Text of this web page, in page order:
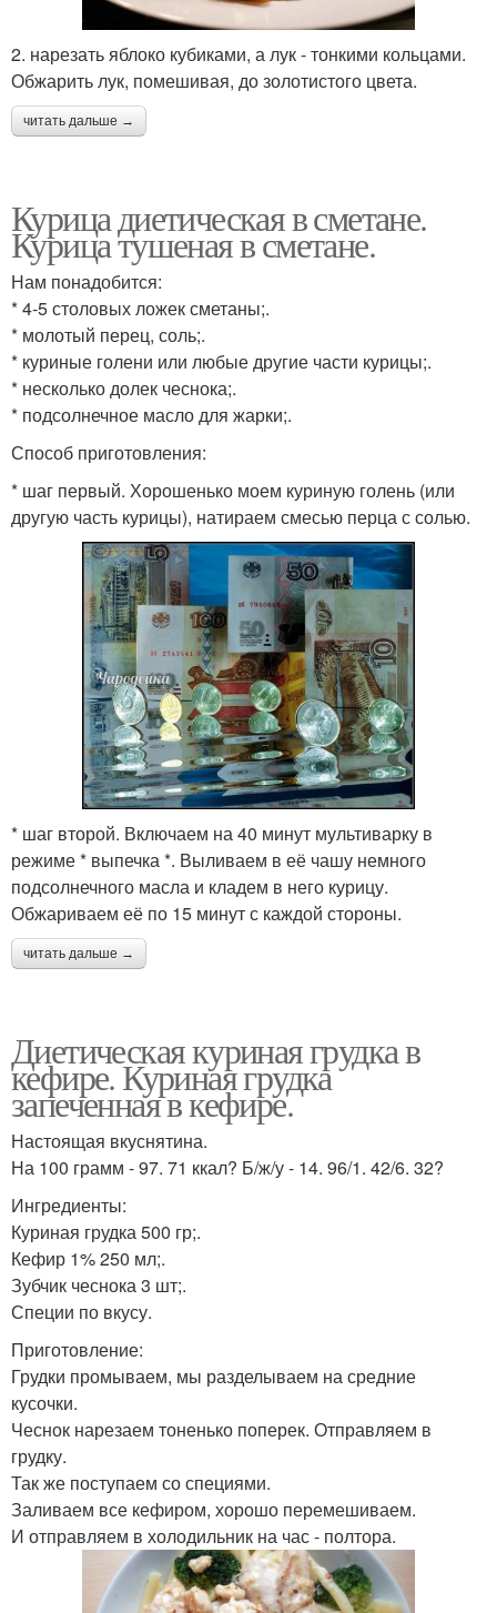
2. нарезать яблоко кубиками, а лук - тонкими кольцами.
Обжарить лук, помешивая, до золотистого цвета.
читать дальше →
Курица диетическая в сметане.
Курица тушеная в сметане.
Нам понадобится:
* 4-5 столовых ложек сметаны;.
* молотый перец, соль;.
* куриные голени или любые другие части курицы;.
* несколько долек чеснока;.
* подсолнечное масло для жарки;.
Способ приготовления:
* шаг первый. Хорошенько моем куриную голень (или
другую часть курицы), натираем смесью перца с солью.
* шаг второй. Включаем на 40 минут мультиварку в
режиме * выпечка *. Выливаем в её чашу немного
подсолнечного масла и кладем в него курицу.
Обжариваем её по 15 минут с каждой стороны.
читать дальше →
Диетическая куриная грудка в
кефире. Куриная грудка
запеченная в кефире.
Настоящая вкуснятина.
На 100 грамм - 97. 71 ккал? Б/ж/у - 14. 96/1. 42/6. 32?
Ингредиенты:
Куриная грудка 500 гр;.
Кефир 1% 250 мл;.
Зубчик чеснока 3 шт;.
Специи по вкусу.
Приготовление:
Грудки промываем, мы разделываем на средние
кусочки.
Чеснок нарезаем тоненько поперек. Отправляем в
грудку.
Так же поступаем со специями.
Заливаем все кефиром, хорошо перемешиваем.
И отправляем в холодильник на час - полтора.